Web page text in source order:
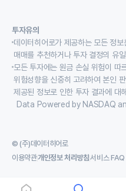
투자유의
데이터히어로가 제공하는 모든 정
매매를 추천하거나 투자 결정의 유
모든 투자에는 원금 손실 위험이 따
위험성향을 신중히 고려하여 본인
제공된 정보로 인한 투자 결과에 대
Data Powered by NASDAQ
© (주)데이터히어로
이용약관개인정보 처리방침서비스 FAQ